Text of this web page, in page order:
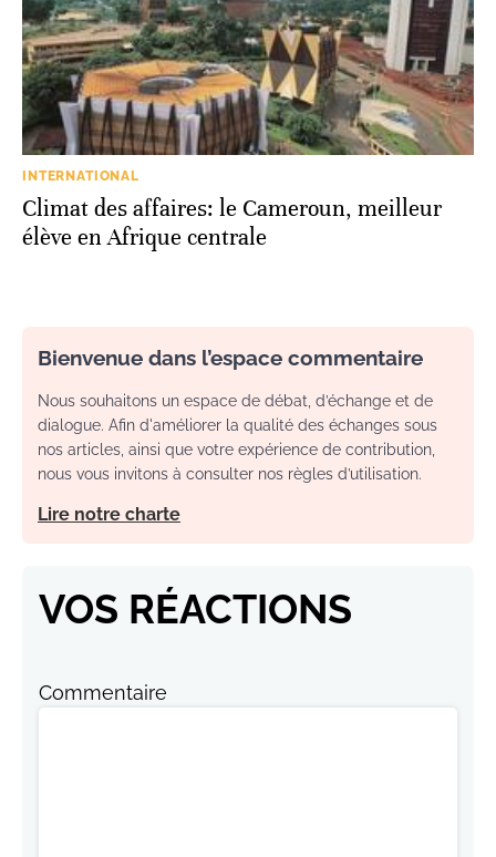
INTERNATIONAL
Climat des affaires: le Cameroun, meilleur
élève en Afrique centrale
Bienvenue dans l’espace commentaire
Nous souhaitons un espace de débat, d’échange et de
dialogue. Afin d'améliorer la qualité des échanges sous
nos articles, ainsi que votre expérience de contribution,
nous vous invitons à consulter nos règles d’utilisation.
Lire notre charte
VOS RÉACTIONS
Commentaire